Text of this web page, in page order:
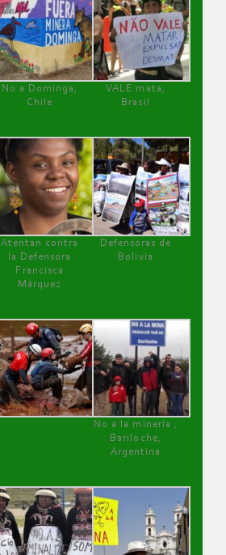
No a Dominga,
Chile
VALE mata,
Brasil
Atentan contra
la Defensora
Francisca
Márquez
Defensoras de
Bolivia
No a la minería ,
Bariloche,
Argentina